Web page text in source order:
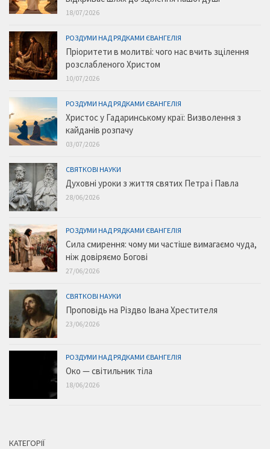
18/07/2026
РОЗДУМИ НАД РЯДКАМИ ЄВАНГЕЛІЯ
Пріоритети в молитві: чого нас вчить зцілення
розслабленого Христом
10/07/2026
РОЗДУМИ НАД РЯДКАМИ ЄВАНГЕЛІЯ
Христос у Гадаринському краї: Визволення з
кайданів розпачу
03/07/2026
СВЯТКОВІ НАУКИ
Духовні уроки з життя святих Петра і Павла
28/06/2026
РОЗДУМИ НАД РЯДКАМИ ЄВАНГЕЛІЯ
Сила смирення: чому ми частіше вимагаємо чуда,
ніж довіряємо Богові
27/06/2026
СВЯТКОВІ НАУКИ
Проповідь на Різдво Івана Хрестителя
23/06/2026
РОЗДУМИ НАД РЯДКАМИ ЄВАНГЕЛІЯ
Око — світильник тіла
18/06/2026
КАТЕГОРІЇ